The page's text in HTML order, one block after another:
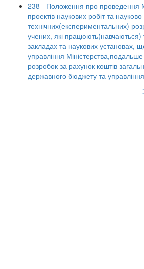
238 - Положення про проведення
проектів наукових робіт та науково-
технічних(експериментальних)
учених, які
закладах та наукових установах,
управління
розробок за рахунок коштів
державного бюджету та